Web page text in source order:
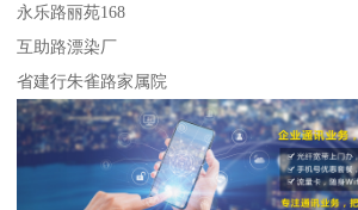
永乐路丽苑168
互助路漂染厂
省建行朱雀路家属院